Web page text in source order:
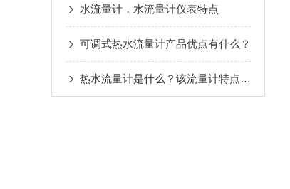
水流量计，水流量计仪表特点
可调式热水流量计产品优点有什么？
热水流量计是什么？该流量计特点是？